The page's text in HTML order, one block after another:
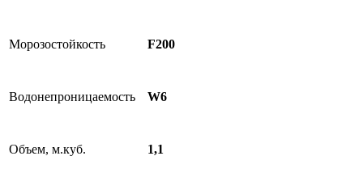
Морозостойкость F200
Водонепроницаемость W6
Объем, м.куб. 1,1